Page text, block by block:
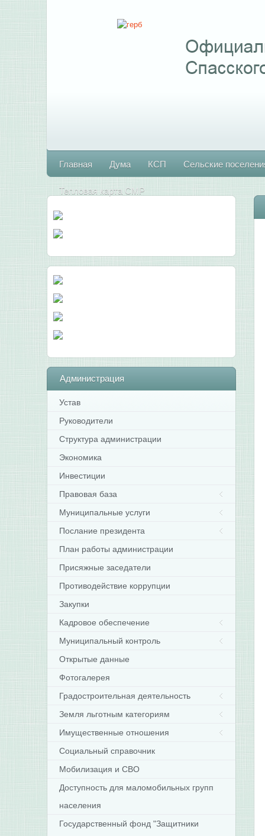
Главная Дума КСП Сельские
Тепловая карта СМР
Администрация
Устав
Руководители
Структура администрации
Экономика
Инвестиции
Правовая база
Муниципальные услуги
Послание президента
План работы администрации
Присяжные заседатели
Противодействие коррупции
Закупки
Кадровое обеспечение
Муниципальный контроль
Открытые данные
Фотогалерея
Градостроительная деятельность
Земля льготным категориям
Имущественные отношения
Социальный справочник
Мобилизация и СВО
Доступность для маломобильных групп
населения
Государственный фонд "Защитники